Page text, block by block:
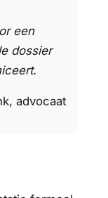
een
dossier
advocaat